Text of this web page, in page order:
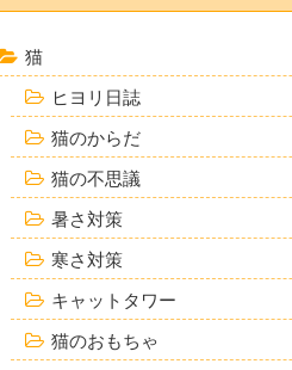
猫
ヒヨリ日誌
猫のからだ
猫の不思議
暑さ対策
寒さ対策
キャットタワー
猫のおもちゃ